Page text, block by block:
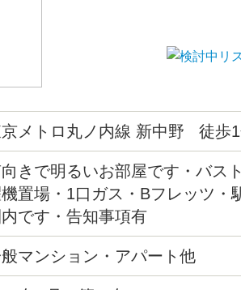
メトロ丸ノ内線 新中野 徒歩
きで明るいお部屋です・バス
置場・1口ガス・Bフレッツ・
内です・告知事項有
マンション・アパート他